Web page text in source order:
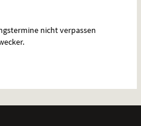
nicht verpassen